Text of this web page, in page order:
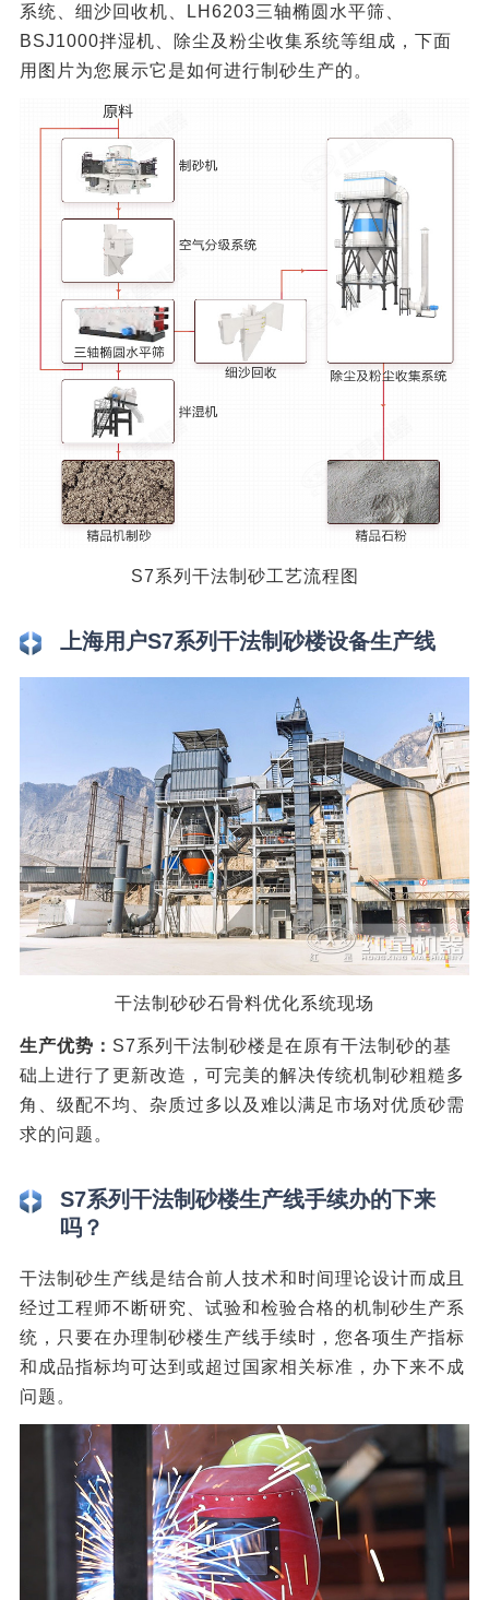
系统、细沙回收机、LH6203三轴椭圆水平筛、
BSJ1000拌湿机、除尘及粉尘收集系统等组成，下面
用图片为您展示它是如何进行制砂生产的。
S7系列干法制砂工艺流程图
上海用户S7系列干法制砂楼设备生产线
干法制砂砂石骨料优化系统现场
生产优势： S7系列干法制砂楼是在原有干法制砂的基
础上进行了更新改造，可完美的解决传统机制砂粗糙多
角、级配不均、杂质过多以及难以满足市场对优质砂需
求的问题。
S7系列干法制砂楼生产线手续办的下来
吗？
干法制砂生产线是结合前人技术和时间理论设计而成且
经过工程师不断研究、试验和检验合格的机制砂生产系
统，只要在办理制砂楼生产线手续时，您各项生产指标
和成品指标均可达到或超过国家相关标准，办下来不成
问题。